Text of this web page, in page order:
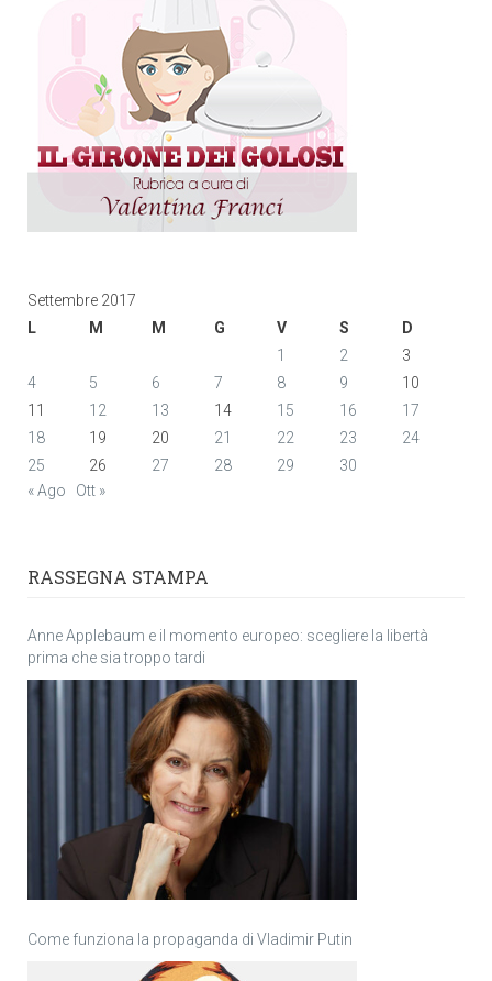
Settembre 2017
L
M M G V S
D
1
2
3
4
5 6 7 8 9
10
11
12 13 14 15 16
17
18
19 20 21 22 23
24
25
26 27 28 29
30
« Ago
Ott »
RASSEGNA STAMPA
Anne Applebaum e il momento europeo: scegliere la libertà
prima che sia troppo tardi
Come funziona la propaganda di Vladimir Putin